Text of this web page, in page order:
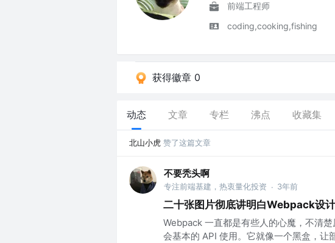
前端工程师
coding,cooking,fishing
获得徽章 0
动态 文章 专栏 沸点 收藏集
北山小虎 赞了这篇文章
不要秃头啊
专注前端基建，热衷量化投资 · 3年前
二十张图片彻底讲明白Webpack设
Webpack 一直都是有些人的心魔，不清
会基本的 API 使用。它就像一个黑盒，让